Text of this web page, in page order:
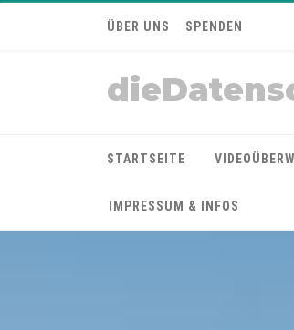
ÜBER UNS SPENDEN
STARTSEITE
IMPRESSUM & INFOS